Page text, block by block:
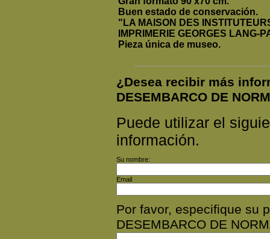
Buen estado de conservación.
"LA MAISON DES
IMPRIMERIE GEORGES LANG-
Pieza única de museo.
¿Desea recibir más
DESEMBARCO DE
Puede utilizar el
información.
Su nombre:
Email
Por favor, especifique su
DESEMBARCO DE